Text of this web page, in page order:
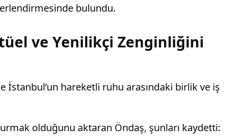
bulundu.
ve Yenilikçi Zenginliğini
İstanbul’un hareketli ruhu arasındaki birlik ve iş
olduğunu aktaran Öndaş, şunları kaydetti: